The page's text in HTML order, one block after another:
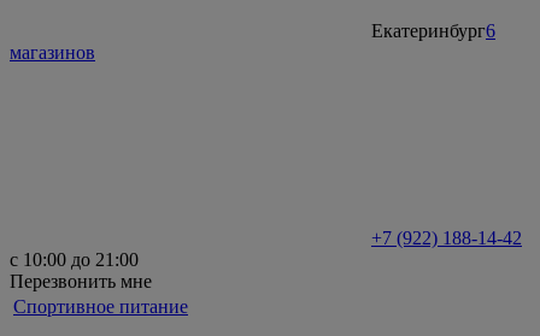
Екатеринбург6
магазинов
+7 (922) 188-14-42
с 10:00 до 21:00
Перезвонить мне
Спортивное питание